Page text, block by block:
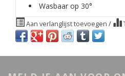
Wasbaar op 30°
Aan verlanglijst toevoegen /